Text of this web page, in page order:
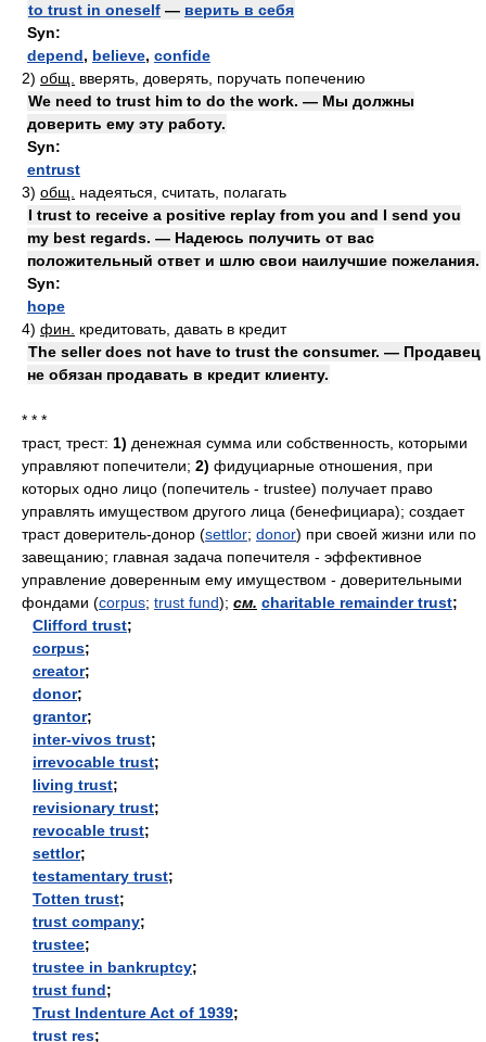
to trust in oneself — верить в себя
Syn:
depend, believe, confide
2) общ.
вверять, доверять, поручать попечению
We need to trust him to do the work. — Мы должны
доверить ему эту работу.
Syn:
entrust
3) общ.
надеяться, считать, полагать
I trust to receive a positive replay from you and I send you
my best regards. — Надеюсь получить от вас
положительный ответ и шлю свои наилучшие пожелания.
Syn:
hope
4) фин.
кредитовать, давать в кредит
The seller does not have to trust the consumer. — Продавец
не обязан продавать в кредит клиенту.
* * *
траст, трест: 1) денежная сумма или собственность, которыми
управляют попечители; 2) фидуциарные отношения, при
которых одно лицо (попечитель - trustee) получает право
управлять имуществом другого лица (бенефициара); создает
траст доверитель-донор (settlor; donor) при своей жизни или по
завещанию; главная задача попечителя - эффективное
управление доверенным ему имуществом - доверительными
фондами (corpus; trust fund); см. charitable remainder trust;
Clifford trust;
corpus;
creator;
donor;
grantor;
inter-vivos trust;
irrevocable trust;
living trust;
revisionary trust;
revocable trust;
settlor;
testamentary trust;
Totten trust;
trust company;
trustee;
trustee in bankruptcy;
trust fund;
Trust Indenture Act of 1939;
trust res;